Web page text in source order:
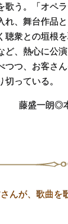
歌う。「オペ
れ、舞台作品
聴衆との垣根
ど、熱心に公
つつ、お客さ
っている。
藤盛一朗◎
んが、歌曲を